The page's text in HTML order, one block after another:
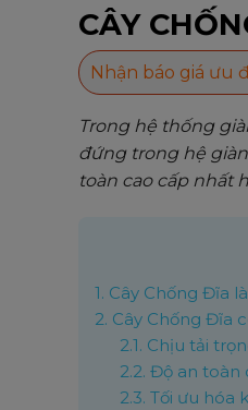
CÂY
Nhận báo giá ưu
Trong hệ thống
đứng trong hệ giàn
toàn cao cấp nhất
1. Cây Chống Đĩa
2. Cây Chống Đĩa
2.1. Chịu tải
2.2. Độ an toàn
2.3. Tối ưu hóa